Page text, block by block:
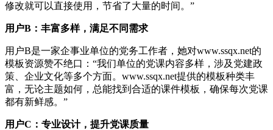
修改就可以直接使用，节省了大量的时间。”
用户B：丰富多样，满足不同需求
用户B是一家企事业单位的党务工作者，她对www.ssqx.net的
模板资源赞不绝口：“我们单位的党课内容多样，涉及党建政
策、企业文化等多个方面。www.ssqx.net提供的模板种类丰
富，无论主题如何，总能找到合适的课件模板，确保每次党课
都有新鲜感。”
用户C：专业设计，提升党课质量